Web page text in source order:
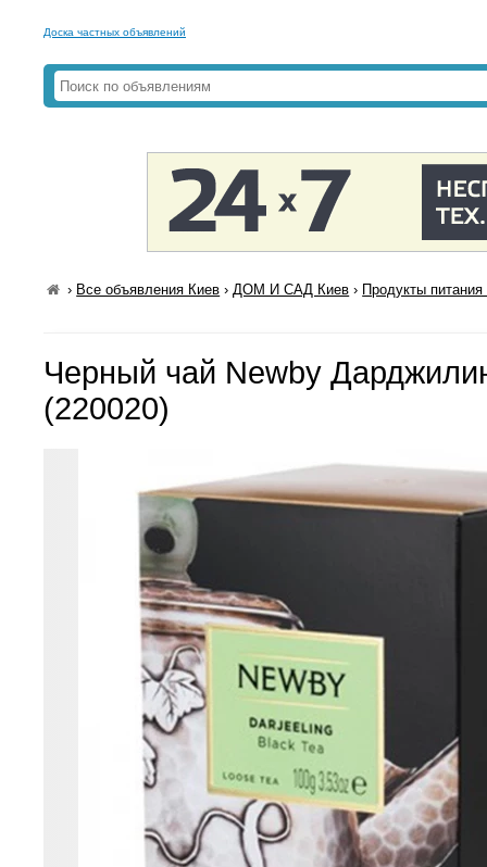
Доска частных объявлений
› Все объявления Киев ›ДОМ И САД Киев › Продукты
Черный чай Newby
(220020)